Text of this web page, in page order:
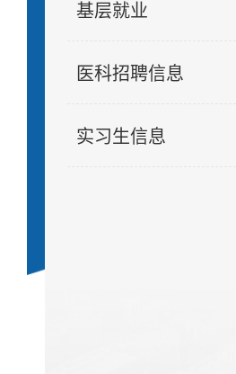
基层就业
医科招聘信息
实习生信息